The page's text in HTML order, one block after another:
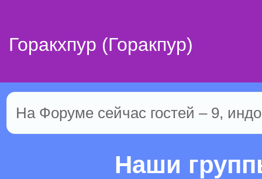
Горакхпур (Горакпур)
На Форуме сейчас гостей – 9,
Наши